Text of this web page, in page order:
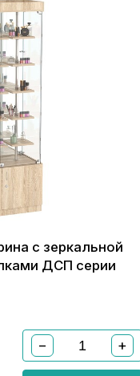
с зеркальной
ДСП серии
− +